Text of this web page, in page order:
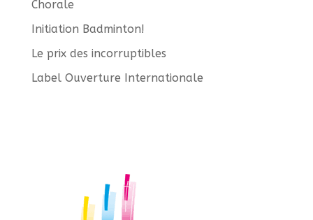
Chorale
Initiation Badminton!
Le prix des incorruptibles
Label Ouverture Internationale